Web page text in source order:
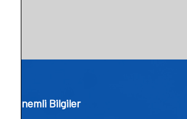
Önemli Bilgiler